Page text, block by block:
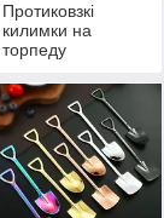
Протиковзкі
килимки на
торпеду
силіконові та в
рулонах